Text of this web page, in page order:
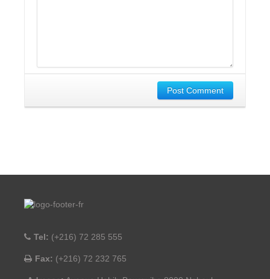
Post Comment
Tel: (+216) 72 285 555
Fax: (+216) 72 232 765